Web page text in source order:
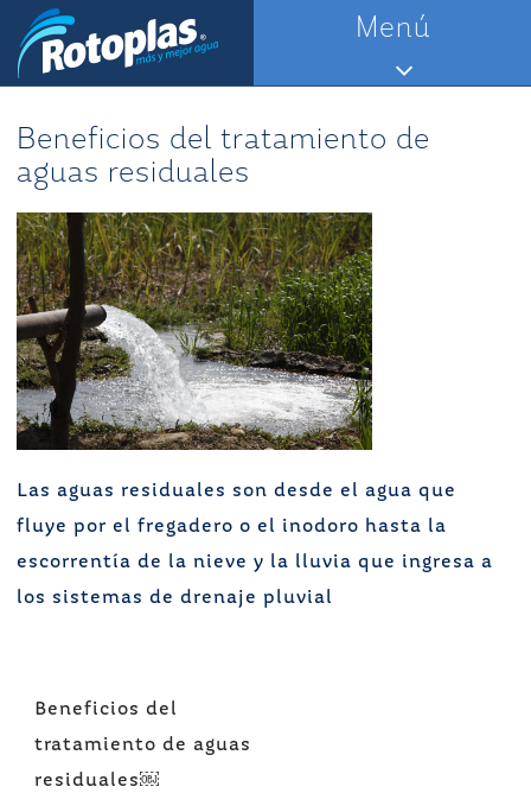
Saltar
contenido
Menú
Beneficios del tratamiento de
aguas residuales
Las aguas residuales son desde el agua que
fluye por el fregadero o el inodoro hasta la
escorrentía de la nieve y la lluvia que ingresa a
los sistemas de drenaje pluvial
Navegación
de
Beneficios del
tratamiento de aguas
residuales￼